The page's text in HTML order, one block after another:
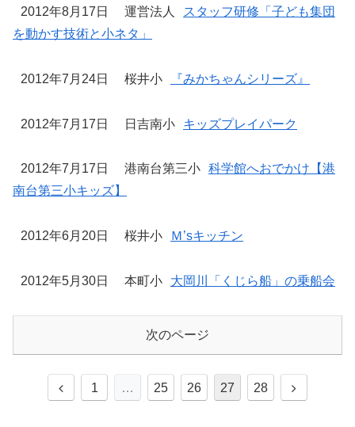
2012年8月17日 運営法人
スタッフ研修「子ども集団
を動かす技術と小ネタ」
2012年7月24日 桜井小 『みかちゃんシリーズ』
2012年7月17日 日吉南小 キッズプレイパーク
2012年7月17日 港南台第三小 科学館へおでかけ【港
南台第三小キッズ】
2012年6月20日 桜井小 Ｍ’sキッチン
2012年5月30日 本町小 大岡川「くじら船」の乗船会
次のページ
前
1 … 25 26 27 28
次